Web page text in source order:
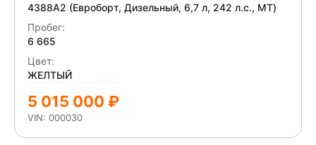
4388A2 (Евроборт, Дизельный, 6,7 л, 242 л.с., МТ)
Пробег:
6 665
Цвет:
ЖЕЛТЫЙ
5 015 000 ₽
VIN: 000030